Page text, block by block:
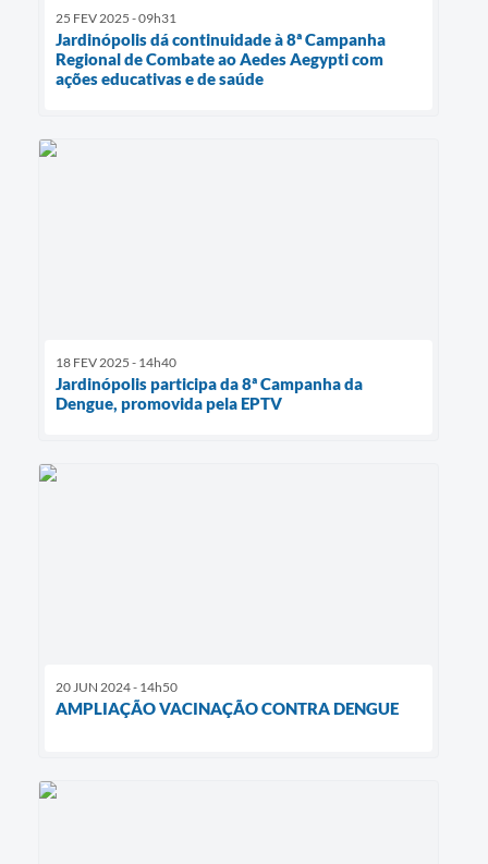
25 FEV 2025 - 09h31
Jardinópolis dá continuidade à 8ª Campanha
Regional de Combate ao Aedes Aegypti com
ações educativas e de saúde
18 FEV 2025 - 14h40
Jardinópolis participa da 8ª Campanha da
Dengue, promovida pela EPTV
20 JUN 2024 - 14h50
AMPLIAÇÃO VACINAÇÃO CONTRA DENGUE